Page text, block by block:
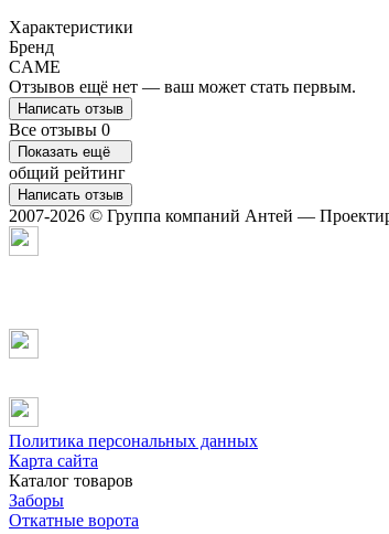
Характеристики
Бренд
CAME
Отзывов ещё нет — ваш может стать первым.
Написать отзыв
Все отзывы 0
Показать ещё
общий рейтинг
Написать отзыв
2007-2026 © Группа компаний Антей —
Политика персональных данных
Карта сайта
Каталог товаров
Заборы
Откатные ворота